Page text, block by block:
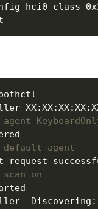
agent
default-agent
scan on